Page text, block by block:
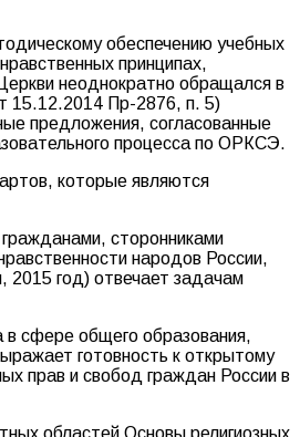
обеспечению учебных
принципах,
неоднократно обращался в
15.12.2014 Пр-2876, п. 5)
предложения, согласованные
процесса по ОРКСЭ.
которые являются
сторонниками
народов России,
2015 год) отвечает задачам
в сфере общего образования,
готовность к открытому
прав и свобод граждан России в
областей Основы религиозных